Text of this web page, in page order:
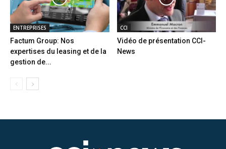
ENTREPRISES
Factum Group: Nos
expertises du leasing et de la
gestion de...
CCI
Vidéo de présentation CCI-
News